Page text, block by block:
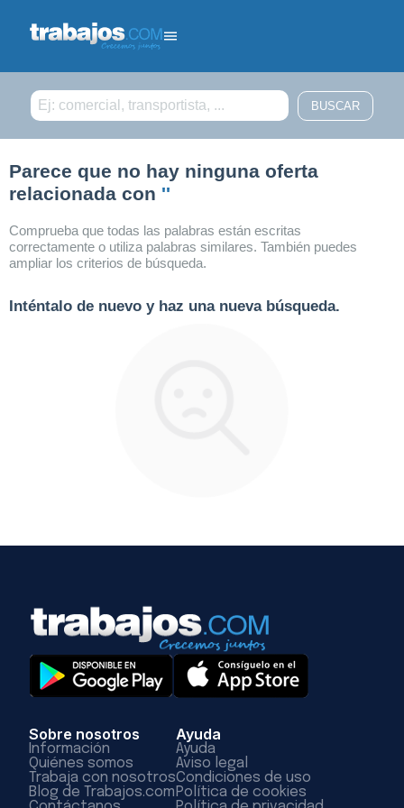
Parece que no hay ninguna oferta
relacionada con ''
Comprueba que todas las palabras están escritas
correctamente o utiliza palabras similares. También puedes
ampliar los criterios de búsqueda.
Inténtalo de nuevo y haz una nueva búsqueda.
Sobre nosotros
Información
Quiénes somos
Trabaja con nosotros
Blog de Trabajos.com
Ayuda
Ayuda
Aviso legal
Condiciones de uso
Política de cookies